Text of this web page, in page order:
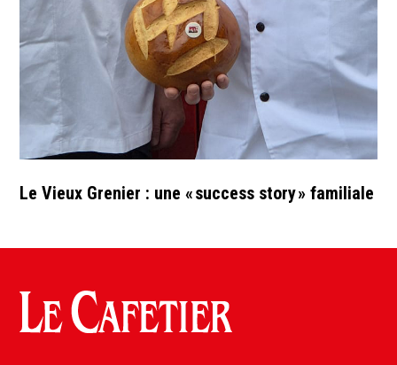
Le Vieux Grenier : une « success story » familiale